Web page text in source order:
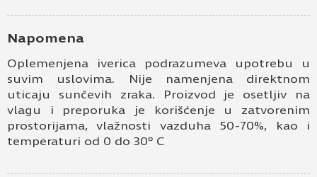
Kontakt telefon
Napomena
Oplemenjena iverica podrazumeva upotrebu u
suvim uslovima. Nije namenjena direktnom
uticaju sunčevih zraka. Proizvod je osetljiv na
vlagu i preporuka je korišćenje u zatvorenim
prostorijama, vlažnosti vazduha 50-70%, kao i
temperaturi od 0 do 30º C